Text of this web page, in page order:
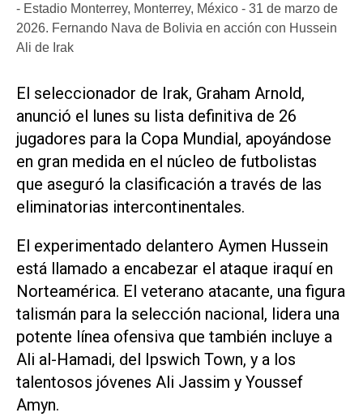
- Estadio Monterrey, Monterrey, México - 31 de marzo de
2026. Fernando Nava de Bolivia en acción con Hussein
Ali de Irak
El ​seleccionador de Irak, Graham Arnold,
anunció el lunes su lista definitiva de 26
‌jugadores para la Copa ‌Mundial, apoyándose
en gran medida en el núcleo de futbolistas
que aseguró la clasificación a través de las
eliminatorias intercontinentales.
El experimentado delantero Aymen Hussein
está llamado a encabezar el ataque iraquí en
Norteamérica. El veterano atacante, ​una figura
talismán ⁠para la selección nacional, lidera una
‌potente línea ofensiva que también incluye ⁠a
Ali al-Hamadi, del Ipswich ⁠Town, y a los
talentosos jóvenes Ali Jassim y Youssef
Amyn.